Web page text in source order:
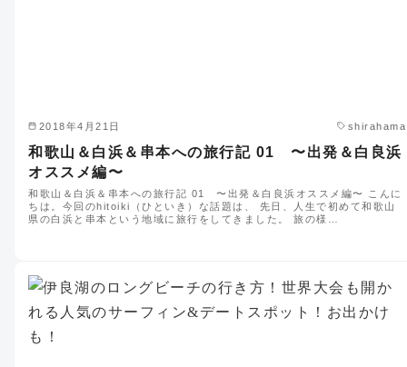
2018年4月21日 shirahama
和歌山＆白浜＆串本への旅行記 01 〜出発＆白良浜
オススメ編〜
和歌山＆白浜＆串本への旅行記 01 〜出発＆白良浜オススメ編〜 こんに
ちは。今回のhitoiki（ひといき）な話題は、 先日、人生で初めて和歌山
県の白浜と串本という地域に旅行をしてきました。 旅の様…